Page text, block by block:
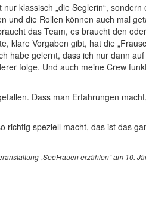
klassisch „die Seglerin“, sondern
und die Rollen können auch mal
das Team, es braucht den
klare Vorgaben gibt, hat die
habe gelernt, dass ich nur dann
folge. Und auch meine Crew
Dass man Erfahrungen
richtig speziell macht, das ist das
„SeeFrauen erzählen“ am 10.